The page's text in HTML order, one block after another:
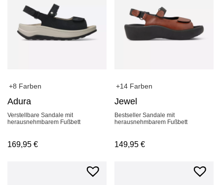
+8 Farben
Adura
Verstellbare Sandale mit
herausnehmbarem Fußbett
169,95 €
+14 Farben
Jewel
Bestseller Sandale mit
herausnehmbarem Fußbett
149,95€